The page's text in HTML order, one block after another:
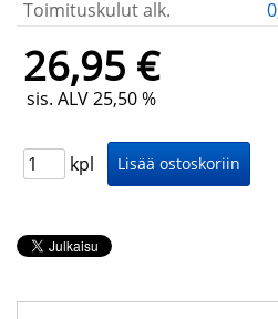
Toimituskulut alk.
26,95 €
sis. ALV 25,50 %
kpl